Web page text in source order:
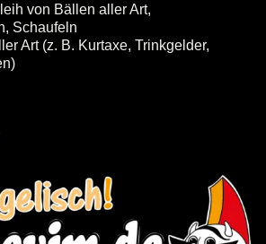
von Bällen aller Art,
Schaufeln
Art (z. B. Kurtaxe, Trinkgelder,